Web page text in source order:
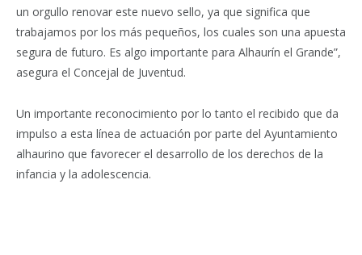
un orgullo renovar este nuevo sello, ya que significa que
trabajamos por los más pequeños, los cuales son una apuesta
segura de futuro. Es algo importante para Alhaurín el Grande”,
asegura el Concejal de Juventud.
Un importante reconocimiento por lo tanto el recibido que da
impulso a esta línea de actuación por parte del Ayuntamiento
alhaurino que favorecer el desarrollo de los derechos de la
infancia y la adolescencia.